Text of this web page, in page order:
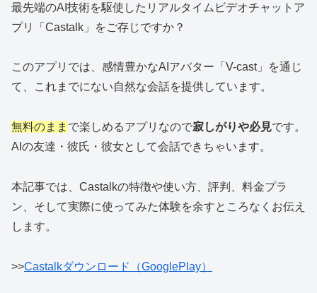
最先端のAI技術を駆使したリアルタイムビデオチャットア
プリ「Castalk」をご存じですか？
このアプリでは、感情豊かなAIアバター「V-cast」を通じ
て、これまでにない自然な会話を提供しています。
無料のまま で楽しめるアプリなので寂しがりや必見です。
AIの友達・彼氏・彼女として会話できちゃいます。
本記事では、Castalkの特徴や使い方、評判、料金プラ
ン、そして実際に使ってみた体験を余すところなくお伝え
します。
>>Castalkダウンロード（GooglePlay）